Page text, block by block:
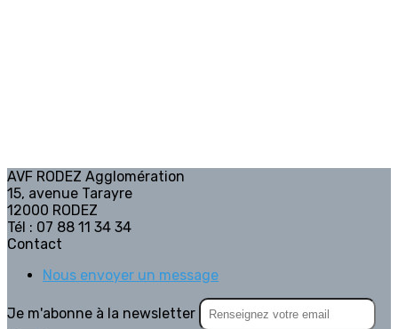
AVF RODEZ Agglomération
15, avenue Tarayre
12000 RODEZ
Tél : 07 88 11 34 34
Contact
Nous envoyer un message
Je m'abonne à la newsletter